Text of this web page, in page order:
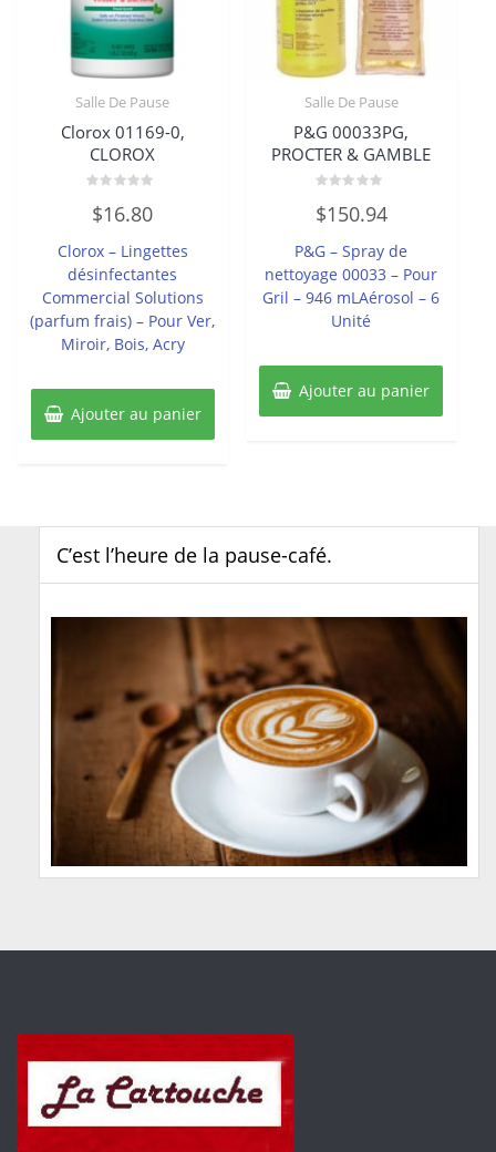
Salle De Pause
Clorox 01169-0,
CLOROX
0
sur
$16.80
Clorox – Lingettes
désinfectantes
Commercial Solutions
(parfum frais) – Pour Ver,
Miroir, Bois, Acry
Ajouter au panier
Salle De Pause
P&G 00033PG,
PROCTER & GAMBLE
0
sur
$150.94
P&G – Spray de
nettoyage 00033 – Pour
Gril – 946 mLAérosol – 6
Unité
Ajouter au panier
C’est l’heure de la pause-café.